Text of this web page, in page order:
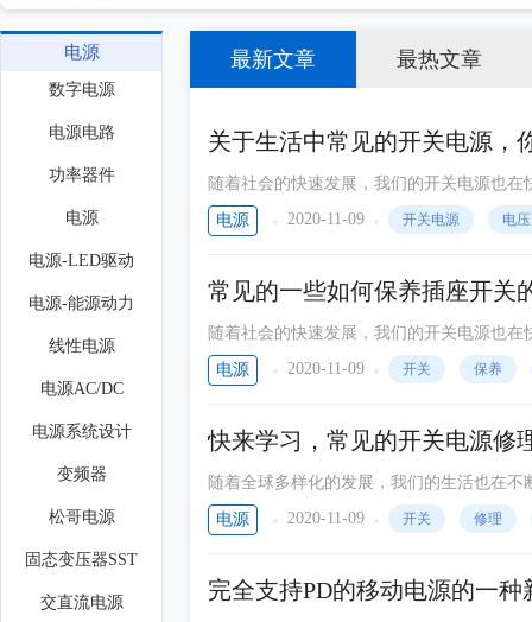
最新文章 最热文章
关于生活中常见的开关电源，
随着社会的快速发展，我们的开关电源也
领大家来详细地了解有关的知识。
电源 2020-11-09 开关电源 电压
常见的一些如何保养插座开关
随着社会的快速发展，我们的开关电源也
领大家来详细地了解有关的知识。
电源 2020-11-09 开关 保养
快来学习，常见的开关电源修
随着全球多样化的发展，我们的生活也在
道这些产品的一些组成，比如开关电源。
电源 2020-11-09 开关 修理
完全支持PD的移动电源的一种
电源
数字电源
电源电路
功率器件
电源
电源-LED驱动
电源-能源动力
线性电源
电源AC/DC
电源系统设计
变频器
松哥电源
固态变压器SST
交直流电源